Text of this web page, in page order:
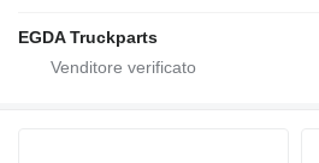
EGDA Truckparts